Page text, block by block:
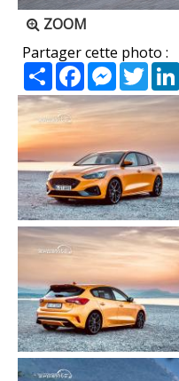
ZOOM
Partager cette photo :
PartagerFacebook